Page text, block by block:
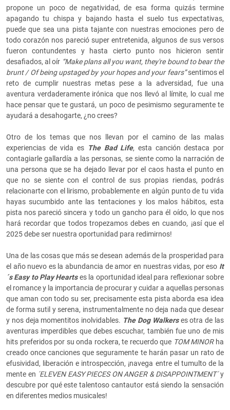
propone un poco de negatividad, de esa forma quizás termine
apagando tu chispa y bajando hasta el suelo tus expectativas,
puede que sea una pista tajante con nuestras emociones pero de
todo corazón nos pareció super entretenida, algunos de sus versos
fueron contundentes y hasta cierto punto nos hicieron sentir
desafiados, al oír “Make plans all you want, they're bound to bear the
brunt / Of being upstaged by your hopes and your fears”sentimos el
reto de cumplir nuestras metas pese a la adversidad, fue una
aventura verdaderamente irónica que nos llevó al límite, lo cual me
hace pensar que te gustará, un poco de pesimismo seguramente te
ayudará a desahogarte, ¿no crees?
Otro de los temas que nos llevan por el camino de las malas
experiencias de vida es The Bad Life, esta canción destaca por
contagiarle gallardía a las personas, se siente como la narración de
una persona que se ha dejado llevar por el caos hasta el punto en
que no se siente con el control de sus propias riendas, podrás
relacionarte con el lirismo, probablemente en algún punto de tu vida
hayas sucumbido ante las tentaciones y los malos hábitos, esta
pista nos pareció sincera y todo un gancho para él oído, lo que nos
hará recordar que todos tropezamos debes en cuando, ¡así que el
2025 debe ser nuestra oportunidad para redimirnos!
Una de las cosas que más se desean además de la prosperidad para
el año nuevo es la abundancia de amor en nuestras vidas, por eso It
´s Easy to Play Heartses la oportunidad ideal para reflexionar sobre
el romance y la importancia de procurar y cuidar a aquellas personas
que aman con todo su ser, precisamente esta pista aborda esa idea
de forma sutil y serena, instrumentalmente no deja nada que desear
y nos deja momentitos inolvidables. The Dog Walkerses otra de las
aventuras imperdibles que debes escuchar, también fue uno de mis
hits preferidos por su onda rockera, te recuerdo que TOM MINOR ha
creado once canciones que seguramente te harán pasar un rato de
efusividad, liberación e introspección, ¡navega entre el tumulto de la
mente en ´ELEVEN EASY PIECES ON ANGER & DISAPPOINTMENT´y
descubre por qué este talentoso cantautor está siendo la sensación
en diferentes medios musicales!